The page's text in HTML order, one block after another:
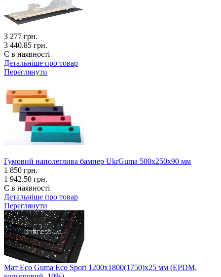
3 277 грн.
3 440.85 грн.
Є в наявності
Детальніше про товар
Переглянути
Гумовий наполеглива бампер UkrGuma 500х250х90 мм
1 850 грн.
1 942.50 грн.
Є в наявності
Детальніше про товар
Переглянути
Мат Eco Guma Eco Sport 1200х1800(1750)х25 мм (EPDM,